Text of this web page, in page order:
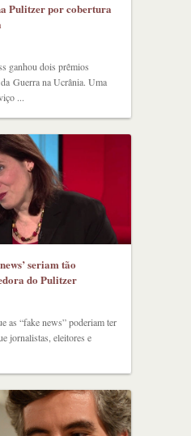
Pulitzer por cobertura
ganhou dois prêmios
Guerra na Ucrânia. Uma
...
seriam tão
do Pulitzer
as “fake news” poderiam ter
jornalistas, eleitores e